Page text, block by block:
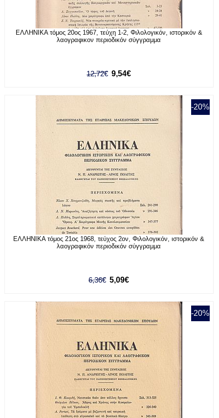
ΕΛΛΗΝΙΚΑ τόμος 20ος 1967, τεύχη 1-2, Φιλολογικόν, ιστορικόν &
λαογραφικον περιοδικόν σύγγραμμα
12,72€ 9,54€
-20%
ΕΛΛΗΝΙΚΑ τόμος 21ος 1968, τεύχος 2ον, Φιλολογικόν, ιστορικόν &
λαογραφικόν περιοδικόν σύγγραμμα
6,36€ 5,09€
-20%